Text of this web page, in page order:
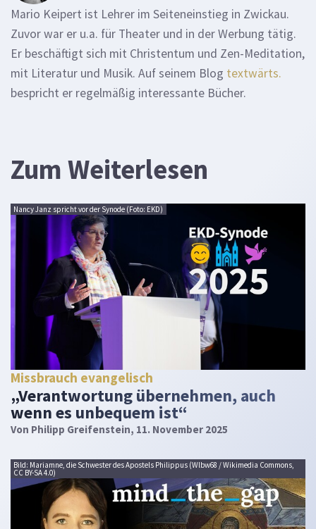
Mario Keipert ist Lehrer im Seiteneinstieg in Zwickau.
Zuvor war er u.a. für Theater und in der Werbung tätig.
Er beschäftigt sich mit Christentum und Zen-Meditation,
mit Literatur und Musik. Auf seinem Blog textwärts.
bespricht er regelmäßig interessante Bücher.
Zum Weiterlesen
Nancy Janz spricht vor der Synode (Foto: EKD)
Missbrauch evangelisch
„Verantwortung übernehmen, auch
wenn es unbequem ist“
Von Philipp Greifenstein, 11. November 2025
Bild: Mariamne, die Schwester des Apostels Philippus (Wlbw68 / Wikimedia Commons,
CC BY-SA 4.0)